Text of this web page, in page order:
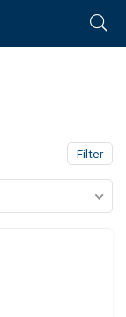
Filter